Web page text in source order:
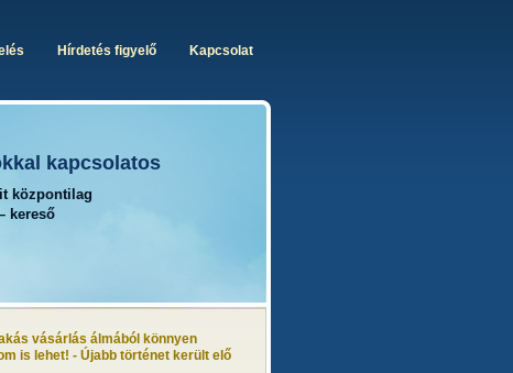
Hírdetés figyelő Kapcsolat
kapcsolatos
központilag
kereső
vásárlás álmából könnyen
is lehet! - Újabb történet került elő